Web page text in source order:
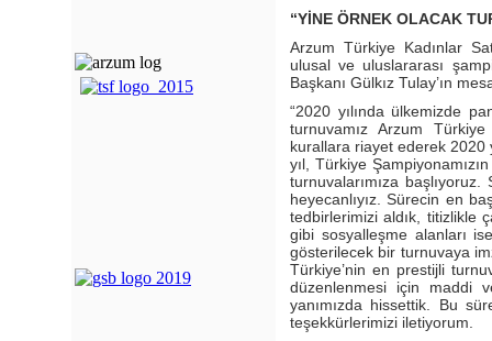
“YİNE ÖRNEK OLACAK
Arzum Türkiye Kadınlar
ulusal ve uluslararası
Başkanı Gülkız Tulay’ın
“2020 yılında ülkemizde
turnuvamız Arzum
kurallara riayet ederek 2020
yıl, Türkiye
turnuvalarımıza
heyecanlıyız. Sürecin en
tedbirlerimizi aldık, titizlikle
gibi sosyalleşme alanları
gösterilecek bir turnuvaya
Türkiye’nin en prestijli
düzenlenmesi için maddi
yanımızda hissettik. Bu
teşekkürlerimizi iletiyorum.